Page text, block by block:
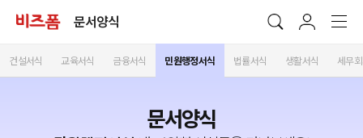
문서양식
건설서식 교육서식 금융서식 민원행정서식 법률서식 생활서식 세무
문서양식